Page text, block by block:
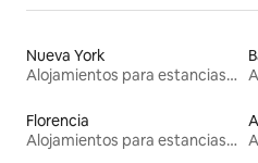
Nueva York
Alojamientos para estancias largas
Florencia
Alojamientos para estancias largas